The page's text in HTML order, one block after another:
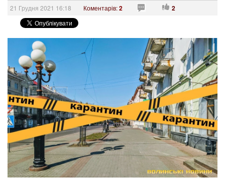
21 Грудня 2021 16:18 Коментарів:2 2